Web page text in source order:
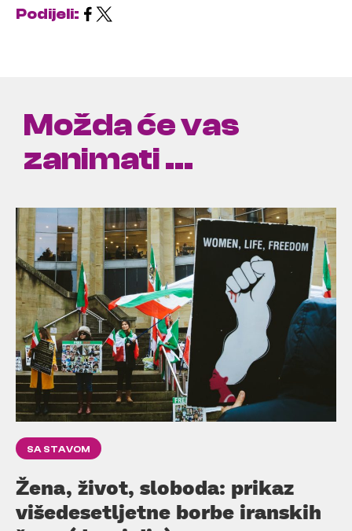
Podijeli:
Možda će vas
zanimati ...
SA STAVOM
Žena, život, sloboda: prikaz
višedesetljetne borbe iranskih